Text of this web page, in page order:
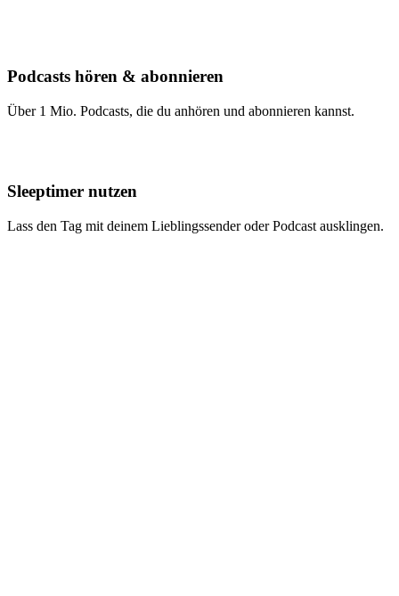
Podcasts hören & abonnieren
Über 1 Mio. Podcasts, die du anhören und abonnieren kannst.
Sleeptimer nutzen
Lass den Tag mit deinem Lieblingssender oder Podcast ausklingen.